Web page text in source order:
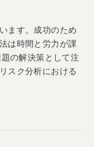
ます。成功のため
は時間と労力が課
の解決策として注
スク分析における